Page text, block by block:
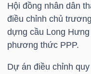
Hội đồng nhân dân
điều chỉnh chủ
dựng cầu Long
phương thức PPP.
Dự án điều chỉnh
TRÁI
PHIẾU